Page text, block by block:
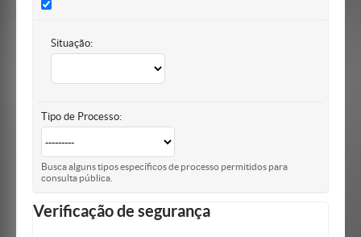
Situação:
Tipo de Processo:
Busca alguns tipos específicos de processo permitidos para
consulta pública.
Verificação de segurança